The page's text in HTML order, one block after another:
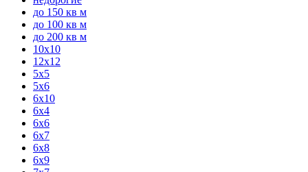
до 150 кв м
до 100 кв м
до 200 кв м
10x10
12x12
5x5
5x6
6x10
6x4
6x6
6x7
6x8
6x9